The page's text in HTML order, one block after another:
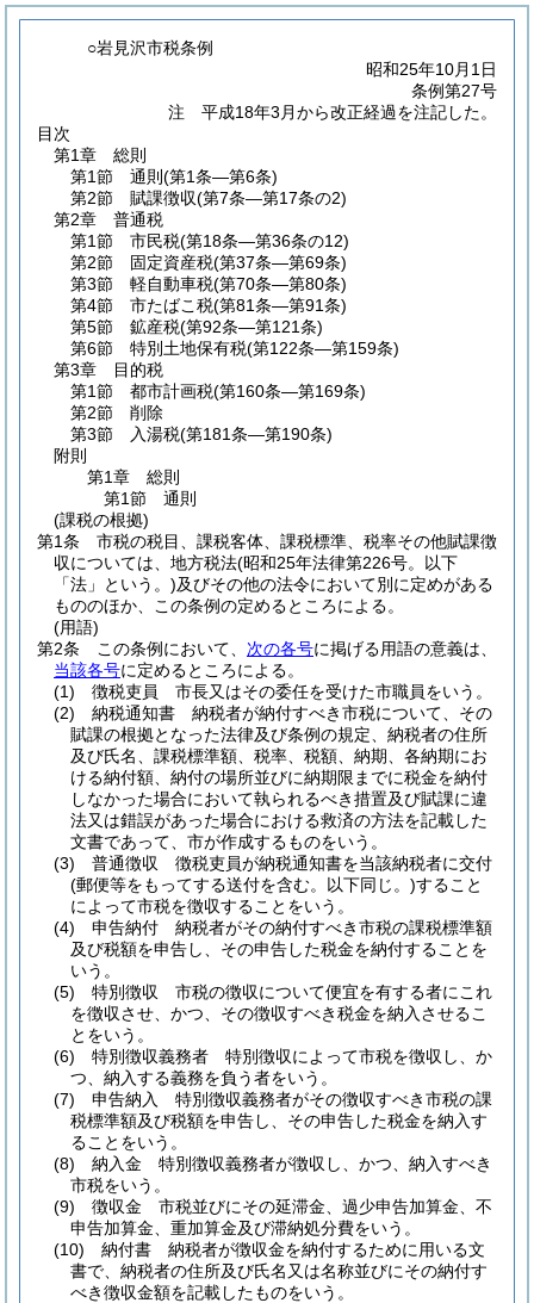
○岩見沢市税条例
昭和25年10月1日
条例第27号
注 平成18年3月から改正経過を注記した。
目次
第1章
総則
第1節
通則 (第1条―第6条)
第2節
賦課徴収(第7条―第17条の2)
第2章
普通税
第1節
市民税(第18条―第36条の12)
第2節
固定資産税(第37条―第69条)
第3節
軽自動車税(第70条―第80条)
第4節
市たばこ税(第81条―第91条)
第5節
鉱産税(第92条―第121条)
第6節
特別土地保有税(第122条―第159条)
第3章
目的税
第1節
都市計画税(第160条―第169条)
第2節
削除
第3節
入湯税(第181条―第190条)
附則
第1章
総則
第1節
通則
(課税の根拠)
第1条
市税の税目、課税客体、課税標準、税率その他賦課徴
収については、地方税法(昭和25年法律第226号。以下
「法」という。)及びその他の法令において別に定めがある
もののほか、この条例の定めるところによる。
(用語)
第2条
この条例において、 次の各号に掲げる用語の意義は、
当該各号に定めるところによる。
(1)
徴税吏員 市長又はその委任を受けた市職員をいう。
(2)
納税通知書 納税者が納付すべき市税について、その
賦課の根拠となった法律及び条例の規定、納税者の住所
及び氏名、課税標準額、税率、税額、納期、各納期にお
ける納付額、納付の場所並びに納期限までに税金を納付
しなかった場合において執られるべき措置及び賦課に違
法又は錯誤があった場合における救済の方法を記載した
文書であって、市が作成するものをいう。
(3)
普通徴収 徴税吏員が納税通知書を当該納税者に交付
(郵便等をもってする送付を含む。以下同じ。)すること
によって市税を徴収することをいう。
(4)
申告納付 納税者がその納付すべき市税の課税標準額
及び税額を申告し、その申告した税金を納付することを
いう。
(5)
特別徴収 市税の徴収について便宜を有する者にこれ
を徴収させ、かつ、その徴収すべき税金を納入させるこ
とをいう。
(6)
特別徴収義務者 特別徴収によって市税を徴収し、か
つ、納入する義務を負う者をいう。
(7)
申告納入 特別徴収義務者がその徴収すべき市税の課
税標準額及び税額を申告し、その申告した税金を納入す
ることをいう。
(8)
納入金 特別徴収義務者が徴収し、かつ、納入すべき
市税をいう。
(9)
徴収金 市税並びにその延滞金、過少申告加算金、不
申告加算金、重加算金及び滞納処分費をいう。
(10)
納付書 納税者が徴収金を納付するために用いる文
書で、納税者の住所及び氏名又は名称並びにその納付す
べき徴収金額を記載したものをいう。